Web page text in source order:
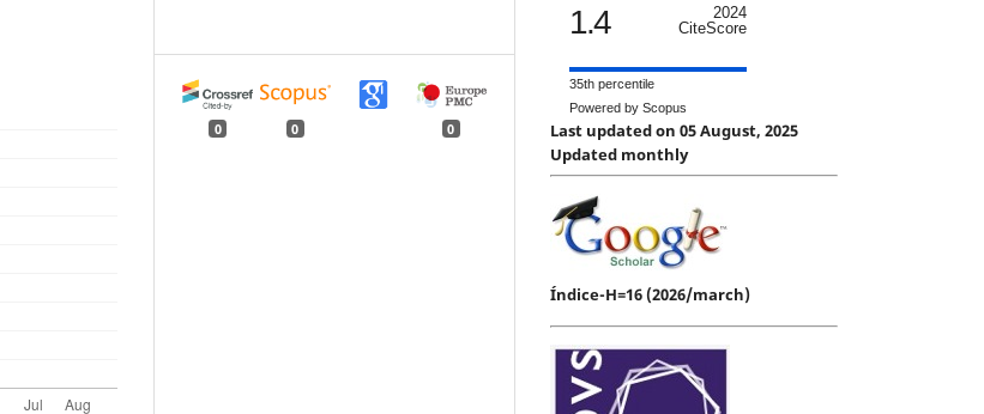
0 0 0
1.4
2024
CiteScore
35th percentile
Powered by Scopus
Last updated on 05 August, 2025
Updated monthly
Índice-H=16 (2026/march)